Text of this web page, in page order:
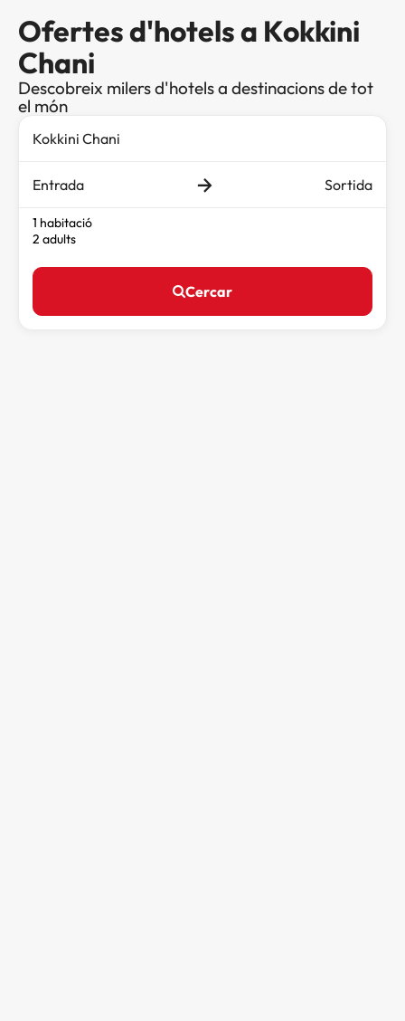
Ofertes d'hotels a Kokkini
Chani
Descobreix milers d'hotels a destinacions de tot
el món
Entrada Sortida
1 habitació
2 adults
Cercar